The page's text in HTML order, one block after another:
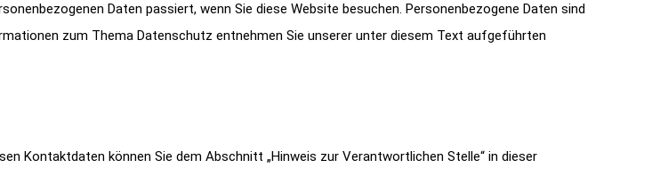
Daten passiert, wenn Sie diese Website besuchen. Personenbezogene Daten sind
zum Thema Datenschutz entnehmen Sie unserer unter diesem Text aufgeführten
Kontaktdaten können Sie dem Abschnitt „Hinweis zur Verantwortlichen Stelle“ in dieser